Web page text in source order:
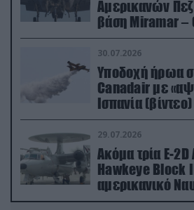
Αμερικανών
βάση Miramar –
εκτινάχθηκε
30.07.2026
Υποδοχή ήρωα
Canadair με
Ισπανία (βίντεο)
29.07.2026
Ακόμα τρία E-
Hawkeye Block
αμερικανικό
δισ.δολάρια το